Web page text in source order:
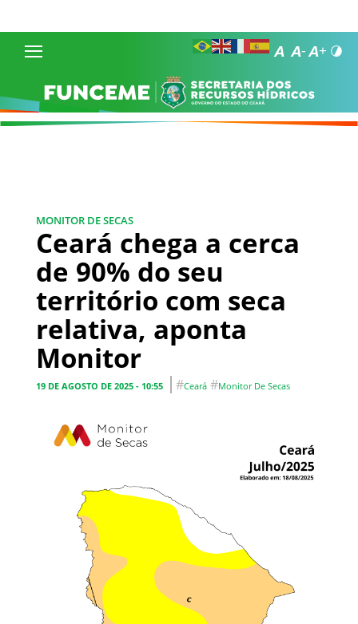
MONITOR DE SECAS
Ceará chega a cerca
de 90% do seu
território com seca
relativa, aponta
Monitor
19 DE AGOSTO DE 2025 - 10:55 #Ceará #Monitor De Secas